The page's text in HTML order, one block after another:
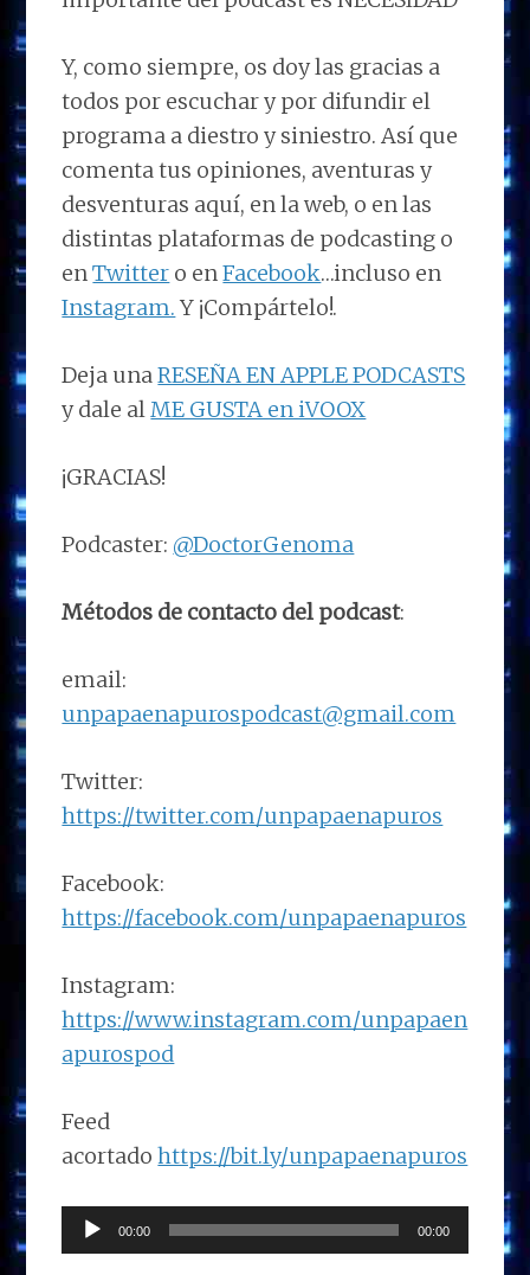
Y, como siempre, os doy las gracias a
todos por escuchar y por difundir el
programa a diestro y siniestro. Así que
comenta tus opiniones, aventuras y
desventuras aquí, en la web, o en las
distintas plataformas de podcasting o
enTwitter o enFacebook…incluso en
Instagram. Y ¡Compártelo!.
Deja unaRESEÑA EN APPLE PODCASTS
y dale al ME GUSTA en iVOOX
¡GRACIAS!
Podcaster: @DoctorGenoma
Métodos de contacto del podcast:
email:
unpapaenapurospodcast@gmail.com
Twitter:
https://twitter.com/unpapaenapuros
Facebook:
https://facebook.com/unpapaenapuros
Instagram:
https://www.instagram.com/unpapaen
apurospod
Feed
acortadohttps://bit.ly/unpapaenapuros
Reproductor
de
00:00 00:00